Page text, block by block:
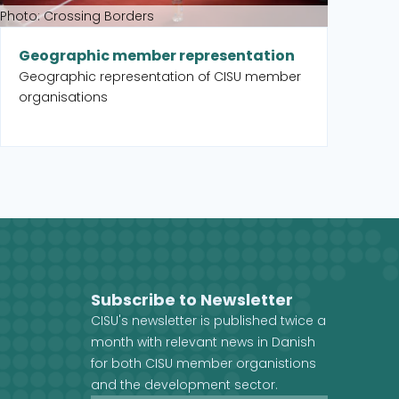
Photo: Crossing Borders
Geographic member representation
Geographic representation of CISU member
organisations
Subscribe to Newsletter
CISU's newsletter is published twice a
month with relevant news in Danish
for both CISU member organistions
and the development sector.